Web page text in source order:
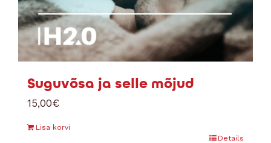
Suguvõsa ja selle mõjud
15,00€
Lisa korvi
Details